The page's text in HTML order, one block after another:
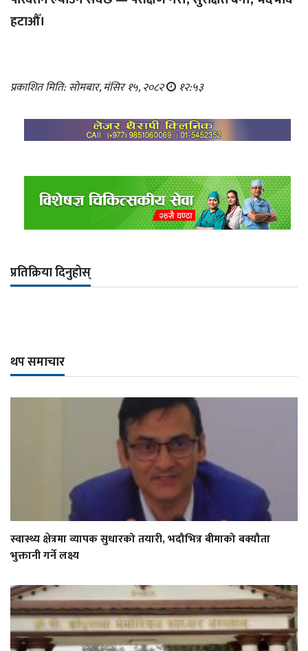
हटाऔँ।
प्रकाशित मिति: सोमबार, मंसिर १५, २०८२ १२:५३
प्रतिक्रिया दिनुहोस्
थप समाचार
स्वास्थ्य क्षेत्रमा व्यापक सुधारको तयारी, भदौभित्र बीमाको बक्यौता
भुक्तानी गर्ने लक्ष्य